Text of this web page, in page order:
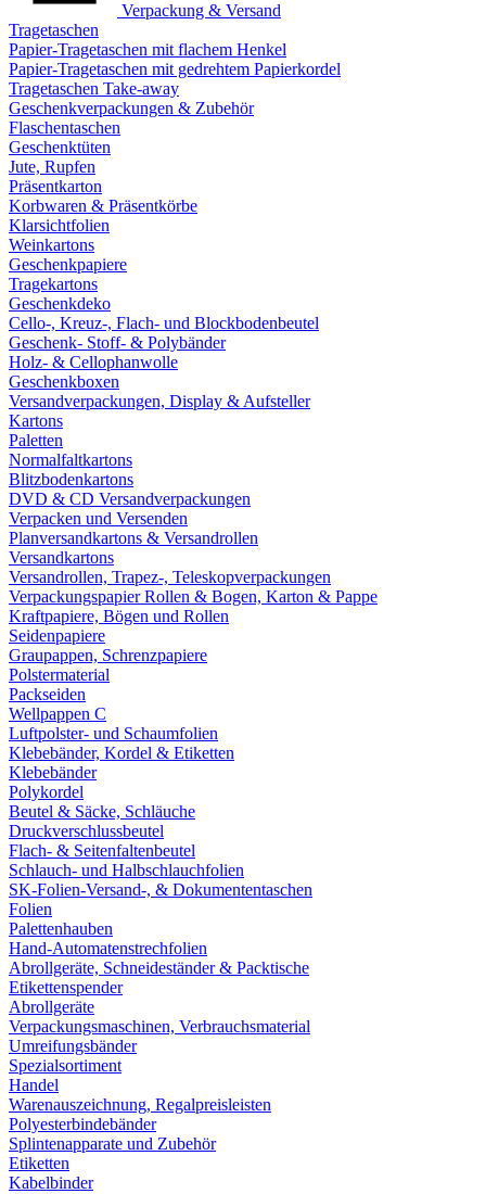
Verpackung & Versand
Tragetaschen
Papier-Tragetaschen mit flachem Henkel
Papier-Tragetaschen mit gedrehtem Papierkordel
Tragetaschen Take-away
Geschenkverpackungen & Zubehör
Flaschentaschen
Geschenktüten
Jute, Rupfen
Präsentkarton
Korbwaren & Präsentkörbe
Klarsichtfolien
Weinkartons
Geschenkpapiere
Tragekartons
Geschenkdeko
Cello-, Kreuz-, Flach- und Blockbodenbeutel
Geschenk- Stoff- & Polybänder
Holz- & Cellophanwolle
Geschenkboxen
Versandverpackungen, Display & Aufsteller
Kartons
Paletten
Normalfaltkartons
Blitzbodenkartons
DVD & CD Versandverpackungen
Verpacken und Versenden
Planversandkartons & Versandrollen
Versandkartons
Versandrollen, Trapez-, Teleskopverpackungen
Verpackungspapier Rollen & Bogen, Karton & Pappe
Kraftpapiere, Bögen und Rollen
Seidenpapiere
Graupappen, Schrenzpapiere
Polstermaterial
Packseiden
Wellpappen C
Luftpolster- und Schaumfolien
Klebebänder, Kordel & Etiketten
Klebebänder
Polykordel
Beutel & Säcke, Schläuche
Druckverschlussbeutel
Flach- & Seitenfaltenbeutel
Schlauch- und Halbschlauchfolien
SK-Folien-Versand-, & Dokumententaschen
Folien
Palettenhauben
Hand-Automatenstrechfolien
Abrollgeräte, Schneideständer & Packtische
Etikettenspender
Abrollgeräte
Verpackungsmaschinen, Verbrauchsmaterial
Umreifungsbänder
Spezialsortiment
Handel
Warenauszeichnung, Regalpreisleisten
Polyesterbindebänder
Splintenapparate und Zubehör
Etiketten
Kabelbinder